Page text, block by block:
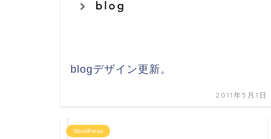
blogデザイン更新。
2011年5月1日
WordPress